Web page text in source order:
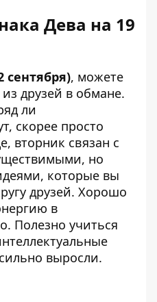
Дева на 19
сентября), можете
друзей в обмане.
ли
скорее просто
вторник связан с
но
которые вы
друзей. Хорошо
в
Полезно учиться
выросли.